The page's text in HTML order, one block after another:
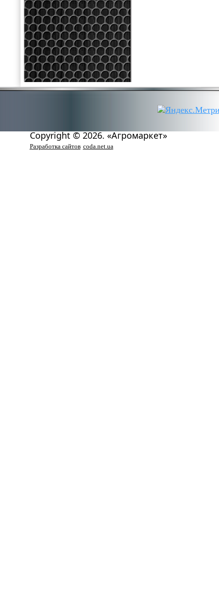
Copyright © 2026. «Агромаркет»
Разработка сайтов coda.net.ua